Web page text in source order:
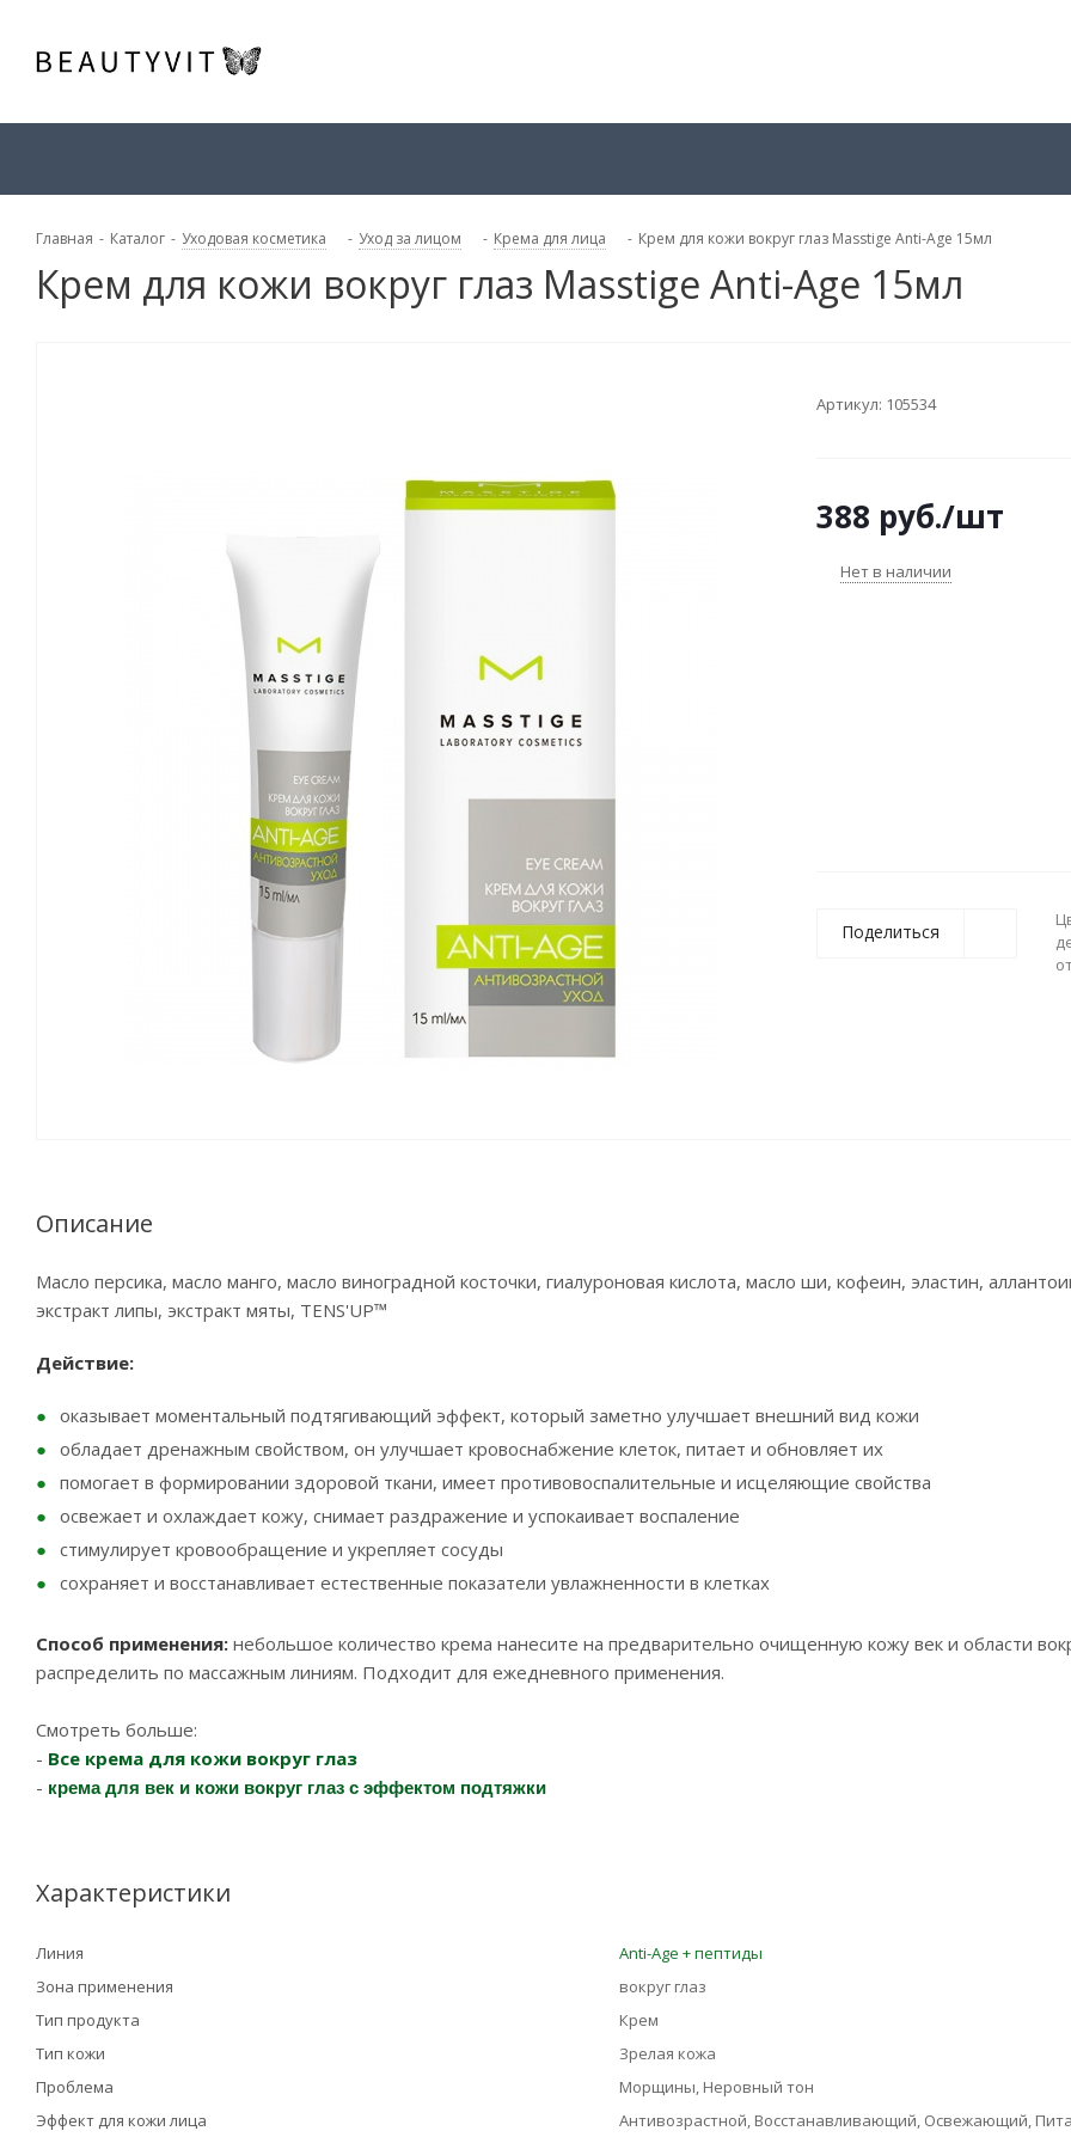
Главная - Каталог - Уходовая косметика - Уход за лицом - Крема для лица - Крем для кожи вокруг глаз Masstige Anti-Age 15мл
Крем для кожи вокруг глаз Masstige Anti-Age 15мл
Артикул: 105534
388 руб./шт
Нет в наличии
Поделиться
Описание
Масло персика, масло манго, масло виноградной косточки, гиалуроновая кислота, масло ши, кофеин, эластин,
экстракт липы, экстракт мяты, TENS'UP™
Действие:
оказывает моментальный подтягивающий эффект, который заметно улучшает внешний вид кожи
обладает дренажным свойством, он улучшает кровоснабжение клеток, питает и обновляет их
помогает в формировании здоровой ткани, имеет противовоспалительные и исцеляющие свойства
освежает и охлаждает кожу, снимает раздражение и успокаивает воспаление
стимулирует кровообращение и укрепляет сосуды
сохраняет и восстанавливает естественные показатели увлажненности в клетках
Способ применения: небольшое количество крема нанесите на предварительно очищенную кожу век и области
распределить по массажным линиям. Подходит для ежедневного применения.
Смотреть больше:
- Все крема для кожи вокруг глаз
- крема для век и кожи вокруг глаз с эффектом подтяжки
Характеристики
Линия
Anti-Age + пептиды
Зона применения
вокруг глаз
Тип продукта
Крем
Тип кожи
Зрелая кожа
Проблема
Морщины, Неровный тон
Эффект для кожи лица
Антивозрастной, Восстанавливающий, Освежающий,